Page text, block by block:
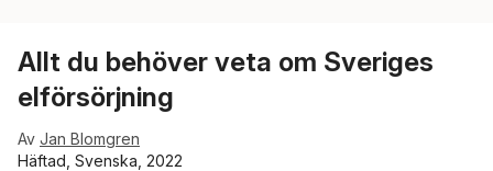
Allt du behöver veta om Sveriges
elförsörjning
Av Jan Blomgren
Häftad, Svenska, 2022